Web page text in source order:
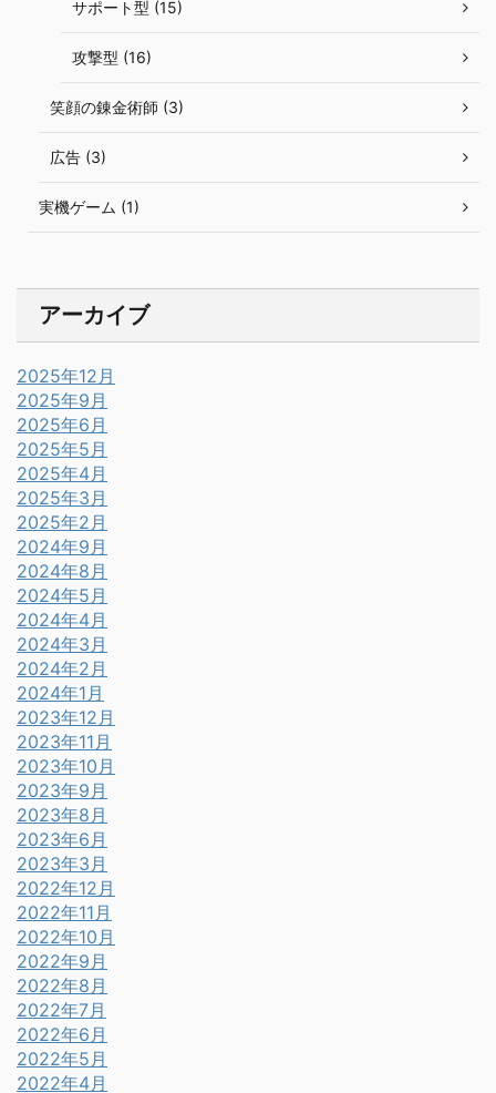
サポート型 (15)
攻撃型 (16)
笑顔の錬金術師 (3)
広告 (3)
実機ゲーム (1)
アーカイブ
2025年12月
2025年9月
2025年6月
2025年5月
2025年4月
2025年3月
2025年2月
2024年9月
2024年8月
2024年5月
2024年4月
2024年3月
2024年2月
2024年1月
2023年12月
2023年11月
2023年10月
2023年9月
2023年8月
2023年6月
2023年3月
2022年12月
2022年11月
2022年10月
2022年9月
2022年8月
2022年7月
2022年6月
2022年5月
2022年4月